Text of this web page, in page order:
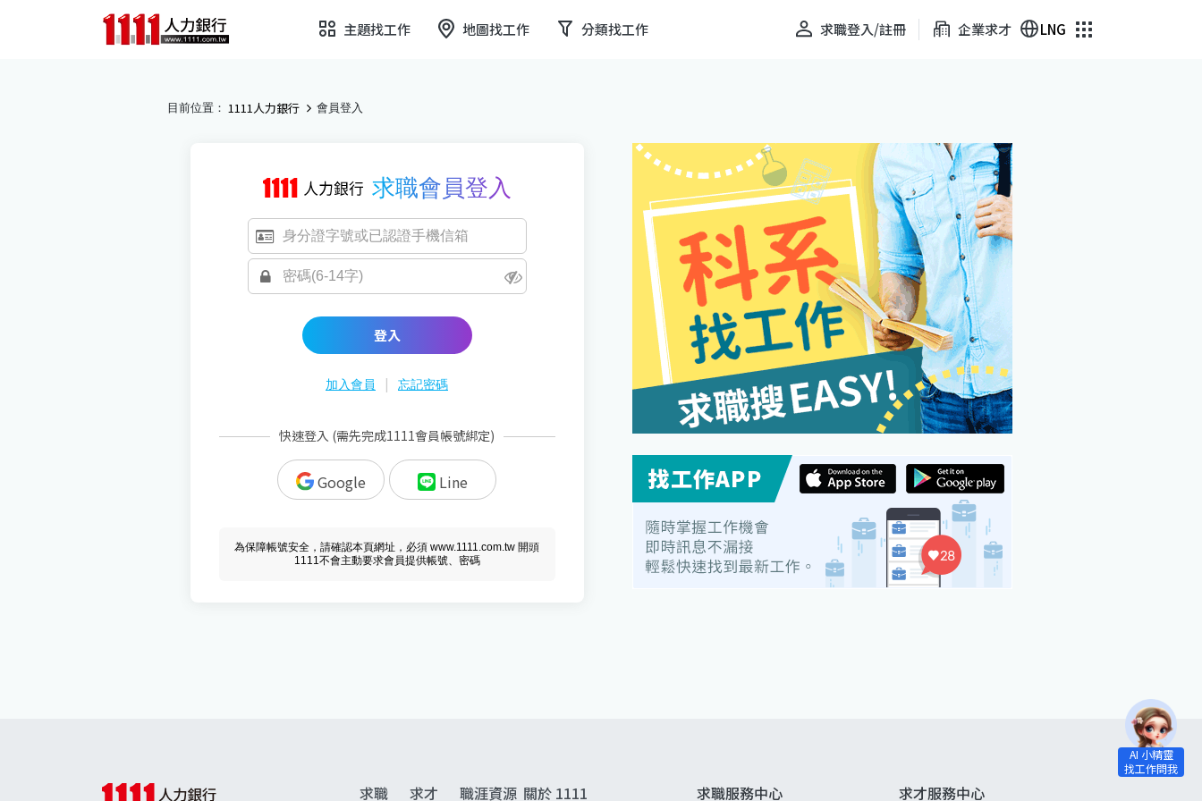
主題找工作 地圖找工作 分類找工作 求職登入/註冊 企業求才 LNG
目前位置： 1111人力銀行 會員登入
求職會員登入
登入
加入會員 | 忘記密碼
快速登入 (需先完成1111會員帳號綁定)
Google Line
為保障帳號安全，請確認本頁網址，必須 www.1111.com.tw 開頭
1111不會主動要求會員提供帳號、密碼
求職 求才 職涯資源 關於 1111 求職服務中心 求才服務中心